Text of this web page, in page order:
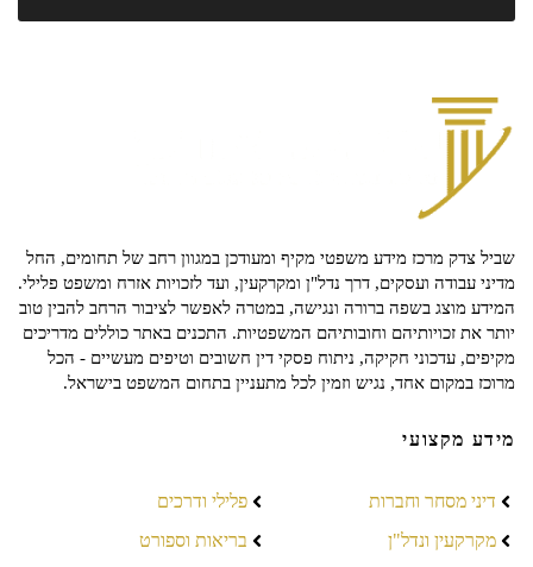
שביל צדק מרכז מידע משפטי מקיף ומעודכן במגוון רחב של תחומים, החל
מדיני עבודה ועסקים, דרך נדל"ן ומקרקעין, ועד לזכויות אזרח ומשפט פלילי.
המידע מוצג בשפה ברורה ונגישה, במטרה לאפשר לציבור הרחב להבין טוב
יותר את זכויותיהם וחובותיהם המשפטיות. התכנים באתר כוללים מדריכים
מקיפים, עדכוני חקיקה, ניתוח פסקי דין חשובים וטיפים מעשיים - הכל
מרוכז במקום אחד, נגיש וזמין לכל מתעניין בתחום המשפט בישראל.
מידע מקצועי
דיני מסחר וחברות
מקרקעין ונדל"ן
פלילי ודרכים
בריאות וספורט